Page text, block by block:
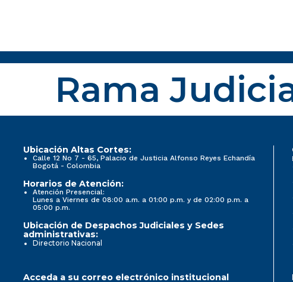
Rama
Ubicación Altas Cortes:
Calle 12 No 7 - 65, Palacio de Justicia Alfonso Reyes Echandía
Bogotá - Colombia
Horarios de Atención:
Atención Presencial:
Lunes a Viernes de 08:00 a.m. a 01:00 p.m. y de 02:00 p.m. a
05:00 p.m.
Ubicación de Despachos Judiciales y Sedes
administrativas:
Directorio Nacional
Acceda a su correo electrónico institucional